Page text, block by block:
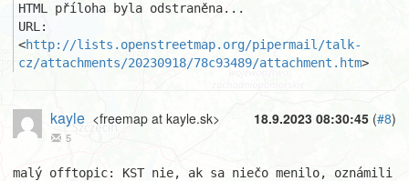
HTML příloha byla odstraněna...
URL:
<http://lists.openstreetmap.org/pipermail/talk-
cz/attachments/20230918/78c93489/attachment.htm>
18.9.2023 08:30:45 (#8)
kayle <freemap at kayle.sk>
5
malý offtopic: KST nie, ak sa niečo menilo, oznámili